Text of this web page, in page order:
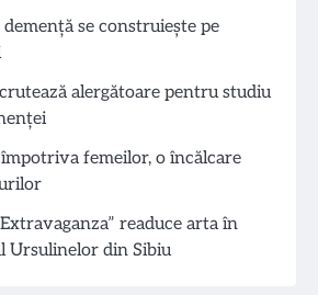
demență se construiește pe
alergătoare pentru studiu
femeilor, o încălcare
readuce arta în
Ursulinelor din Sibiu